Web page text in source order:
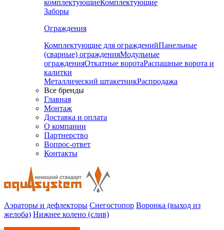
комплектующиеКомплектующие
Заборы
Ограждения
Комплектующие для огражденийПанельные
(сварные) огражденияМодульные
огражденияОткатные воротаРаспашные ворота и
калитки
Металлический штакетникРаспродажа
Все бренды
Главная
Монтаж
Доставка и оплата
О компании
Партнерство
Вопрос-ответ
Контакты
Аэраторы и дефлекторы Снегостопор Воронка (выход из
желоба) Нижнее колено (слив)